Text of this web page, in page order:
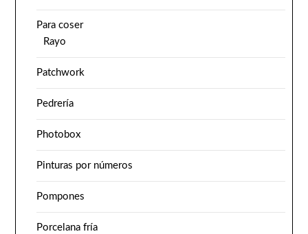
Para coser
Rayo
Patchwork
Pedrería
Photobox
Pinturas por números
Pompones
Porcelana fría